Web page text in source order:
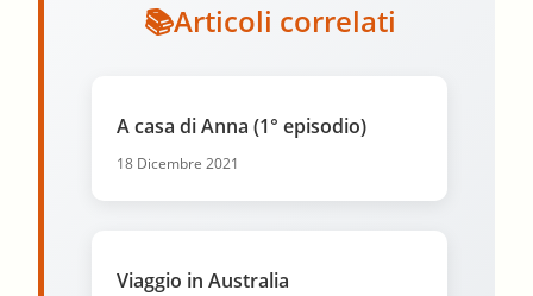
Articoli correlati
A casa di Anna (1° episodio)
18 Dicembre 2021
Viaggio in Australia